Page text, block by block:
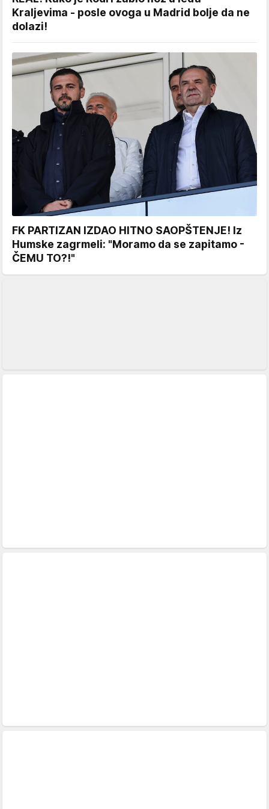
Kraljevima - posle ovoga u Madrid bolje da ne
dolazi!
FK PARTIZAN IZDAO HITNO SAOPŠTENJE! Iz
Humske zagrmeli: "Moramo da se zapitamo -
ČEMU TO?!"